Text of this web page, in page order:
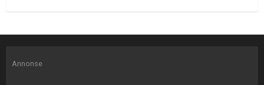
Annonse